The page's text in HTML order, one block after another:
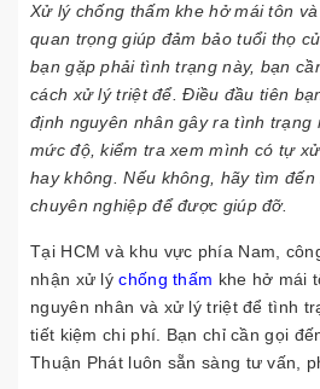
Xử lý chống thấm khe hở mái tôn
quan trọng giúp đảm bảo tuổi thọ
bạn gặp phải tình trạng này, bạn
cách xử lý triệt để. Điều đầu tiên
định nguyên nhân gây ra tình trạng
mức độ, kiểm tra xem mình có tự
hay không. Nếu không, hãy tìm
chuyên nghiệp để được giúp đỡ.
Tại HCM và khu vực phía Nam,
nhận xử lýchống thấm khe hở mái
nguyên nhân và xử lý triệt để tình
tiết kiệm chi phí. Bạn chỉ cần gọi
Thuận Phát luôn sẵn sàng tư vấn,